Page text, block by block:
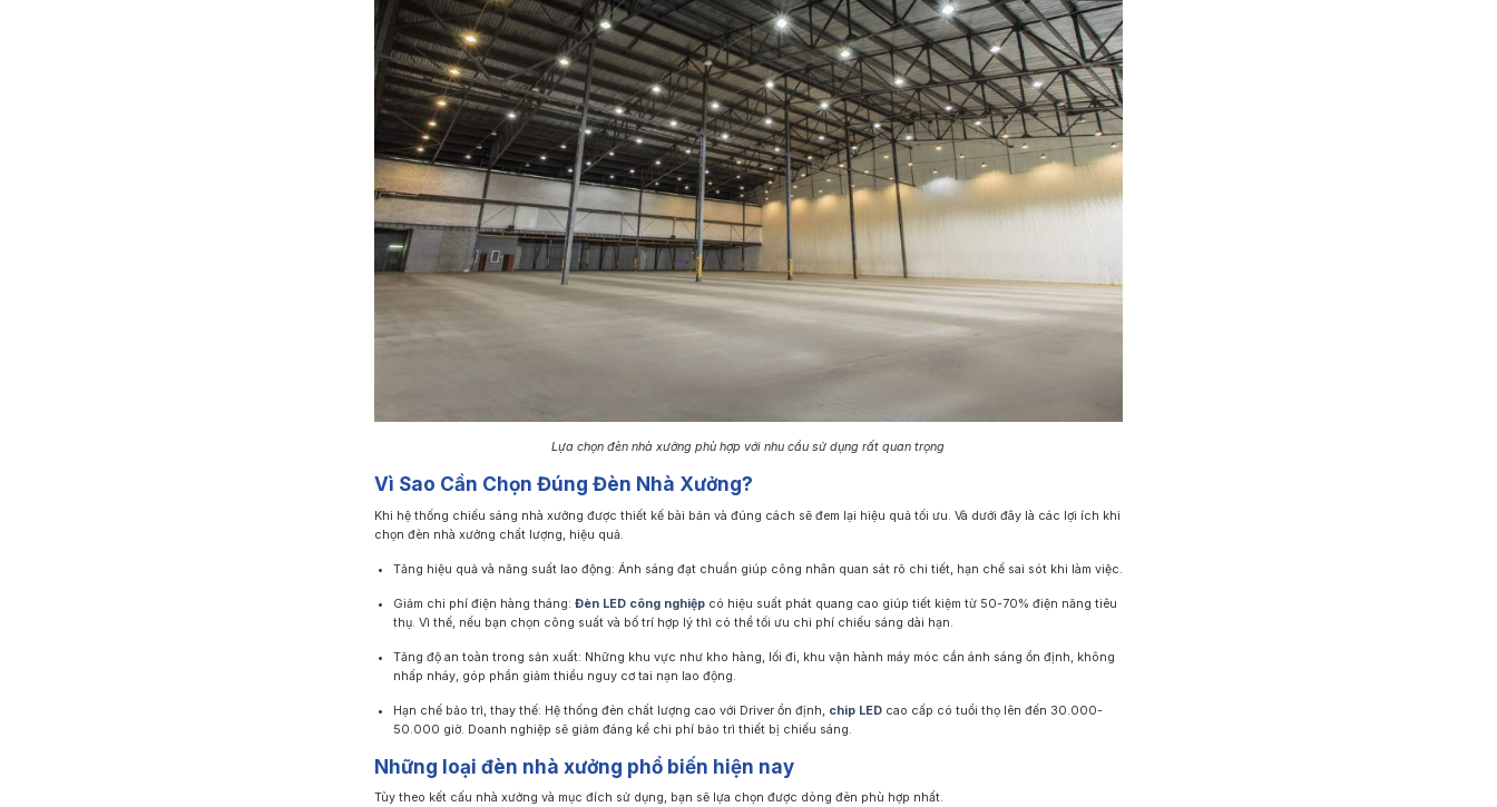
Lựa chọn đèn nhà xưởng phù hợp với nhu cầu sử dụng rất quan trọng
Vì Sao Cần Chọn Đúng Đèn Nhà Xưởng?
Khi hệ thống chiếu sáng nhà xưởng được thiết kế bài bản và đúng cách sẽ đem lại hiệu quả tối ưu. Và dưới đây là các lợi ích khi
chọn đèn nhà xưởng chất lượng, hiệu quả.
Tăng hiệu quả và năng suất lao động: Ánh sáng đạt chuẩn giúp công nhân quan sát rõ chi tiết, hạn chế sai sót khi làm việc.
Giảm chi phí điện hàng tháng:Đèn LED công nghiệp có hiệu suất phát quang cao giúp tiết kiệm từ 50-70% điện năng tiêu
thụ. Vì thế, nếu bạn chọn công suất và bố trí hợp lý thì có thể tối ưu chi phí chiếu sáng dài hạn.
Tăng độ an toàn trong sản xuất: Những khu vực như kho hàng, lối đi, khu vận hành máy móc cần ánh sáng ổn định, không
nhấp nháy, góp phần giảm thiểu nguy cơ tai nạn lao động.
Hạn chế bảo trì, thay thế: Hệ thống đèn chất lượng cao với Driver ổn định, chip LED cao cấp có tuổi thọ lên đến 30.000-
50.000 giờ. Doanh nghiệp sẽ giảm đáng kể chi phí bảo trì thiết bị chiếu sáng.
Những loại đèn nhà xưởng phổ biến hiện nay
Tùy theo kết cấu nhà xưởng và mục đích sử dụng, bạn sẽ lựa chọn được dòng đèn phù hợp nhất.